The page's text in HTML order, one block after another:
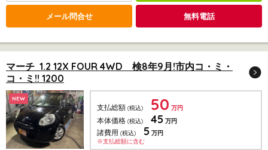
メール問合せ 無料電話
マーチ 1.2 12X FOUR 4WD 検8年9月!市内コ・ミ・
コ・ミ!! 1200
NEW
支払総額 (税込) 50 万円
本体価格 (税込) 45 万円
諸費用 (税込) 5 万円
※支払総額に含む